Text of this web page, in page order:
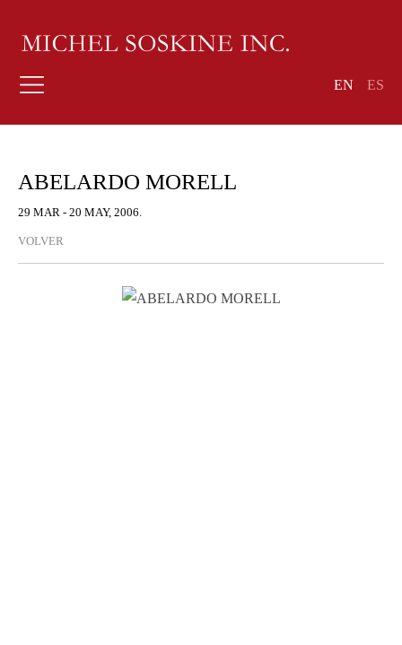
EN ES
ABELARDO MORELL
29 MAR - 20 MAY, 2006.
VOLVER